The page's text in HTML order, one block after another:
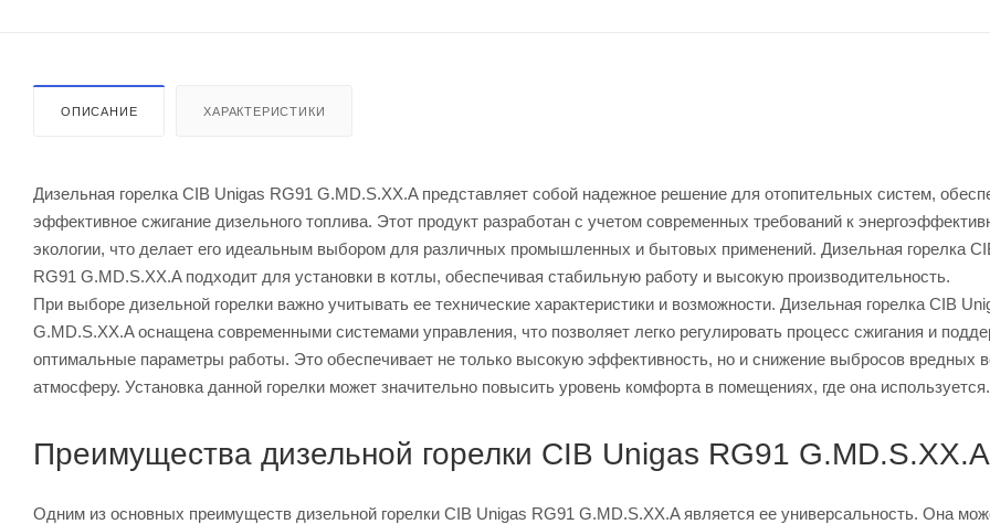
ОПИСАНИЕ ХАРАКТЕРИСТИКИ
Дизельная горелка CIB Unigas RG91 G.MD.S.XX.A представляет собой надежное решение для отопительных систем,
эффективное сжигание дизельного топлива. Этот продукт разработан с учетом современных требований к
экологии, что делает его идеальным выбором для различных промышленных и бытовых применений. Дизельная горелка
RG91 G.MD.S.XX.A подходит для установки в котлы, обеспечивая стабильную работу и высокую производительность.
При выборе дизельной горелки важно учитывать ее технические характеристики и возможности. Дизельная горелка CIB
G.MD.S.XX.A оснащена современными системами управления, что позволяет легко регулировать процесс сжигания и
оптимальные параметры работы. Это обеспечивает не только высокую эффективность, но и снижение выбросов вредных
атмосферу. Установка данной горелки может значительно повысить уровень комфорта в помещениях, где она используется.
Преимущества дизельной горелки CIB Unigas RG91 G.MD.S.XX.A
Одним из основных преимуществ дизельной горелки CIB Unigas RG91 G.MD.S.XX.A является ее универсальность. Она